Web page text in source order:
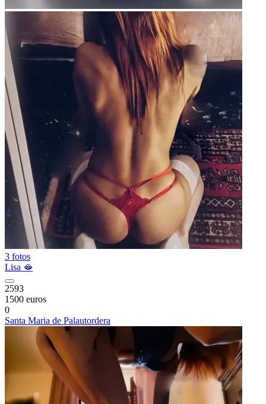
3 fotos
Lisa 🫦
2593
1500 euros
0
Santa Maria de Palautordera